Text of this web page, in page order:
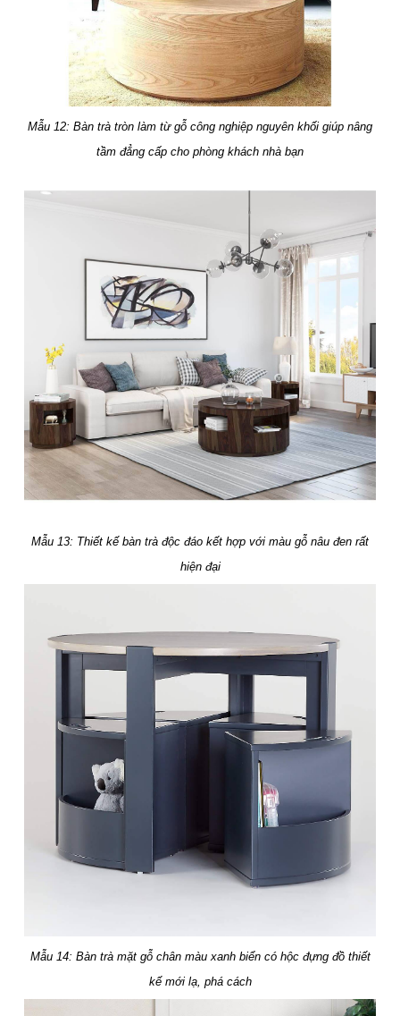
Mẫu 12: Bàn trà tròn làm từ gỗ công nghiệp nguyên khối giúp nâng
tầm đẳng cấp cho phòng khách nhà bạn
Mẫu 13: Thiết kế bàn trà độc đáo kết hợp với màu gỗ nâu đen rất
hiện đại
Mẫu 14: Bàn trà mặt gỗ chân màu xanh biển có hộc đựng đồ thiết
kế mới lạ, phá cách